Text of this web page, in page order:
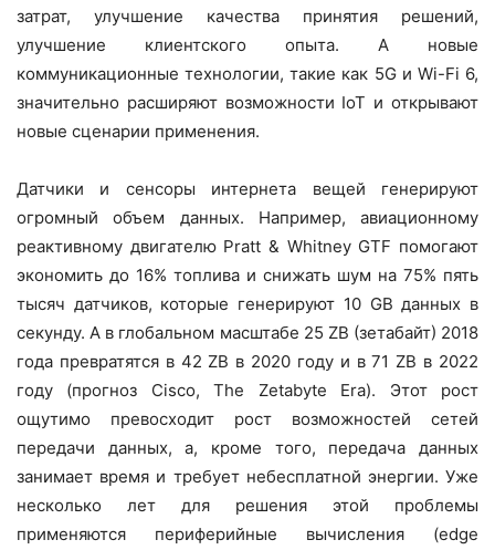
затрат, улучшение качества принятия решений,
улучшение клиентского опыта. А новые
коммуникационные технологии, такие как 5G и Wi-Fi 6,
значительно расширяют возможности IoT и открывают
новые сценарии применения.
Датчики и сенсоры интернета вещей генерируют
огромный объем данных. Например, авиационному
реактивному двигателю Pratt & Whitney GTF помогают
экономить до 16% топлива и снижать шум на 75% пять
тысяч датчиков, которые генерируют 10 GB данных в
секунду. А в глобальном масштабе 25 ZB (зетабайт) 2018
года превратятся в 42 ZB в 2020 году и в 71 ZB в 2022
году (прогноз Cisco, The Zetabyte Era). Этот рост
ощутимо превосходит рост возможностей сетей
передачи данных, а, кроме того, передача данных
занимает время и требует небесплатной энергии. Уже
несколько лет для решения этой проблемы
применяются периферийные вычисления (edge